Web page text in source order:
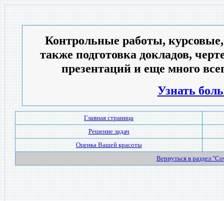
Контрольные работы,
также подготовка докладов,
презентаций и еще много
Узнать
Главная страница
Решение задач
Оценка Вашей красоты
Вернуться в раздел